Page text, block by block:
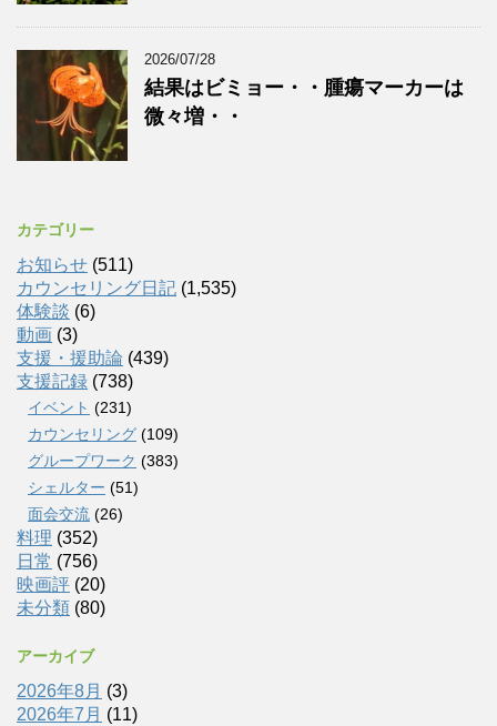
2026/07/28
結果はビミョー・・腫瘍マーカーは
微々増・・
カテゴリー
お知らせ (511)
カウンセリング日記 (1,535)
体験談 (6)
動画 (3)
支援・援助論 (439)
支援記録 (738)
イベント (231)
カウンセリング (109)
グループワーク (383)
シェルター (51)
面会交流 (26)
料理 (352)
日常 (756)
映画評 (20)
未分類 (80)
アーカイブ
2026年8月 (3)
2026年7月 (11)